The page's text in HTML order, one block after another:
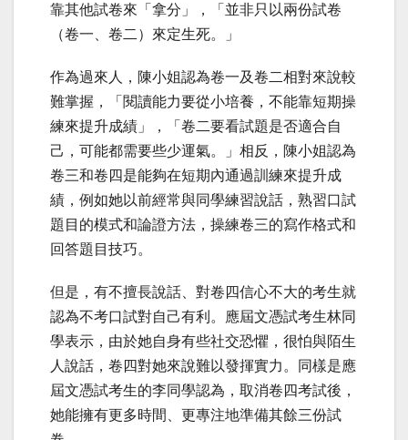
靠其他試卷來「拿分」，「並非只以兩份試卷
（卷一、卷二）來定生死。」
作為過來人，陳小姐認為卷一及卷二相對來說較
難掌握，「閱讀能力要從小培養，不能靠短期操
練來提升成績」，「卷二要看試題是否適合自
己，可能都需要些少運氣。」相反，陳小姐認為
卷三和卷四是能夠在短期內通過訓練來提升成
績，例如她以前經常與同學練習說話，熟習口試
題目的模式和論證方法，操練卷三的寫作格式和
回答題目技巧。
但是，有不擅長說話、對卷四信心不大的考生就
認為不考口試對自己有利。應屆文憑試考生林同
學表示，由於她自身有些社交恐懼，很怕與陌生
人說話，卷四對她來說難以發揮實力。同樣是應
屆文憑試考生的李同學認為，取消卷四考試後，
她能擁有更多時間、更專注地準備其餘三份試